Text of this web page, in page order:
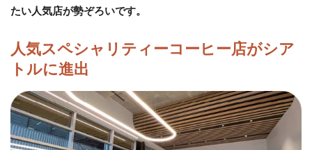
たい人気店が勢ぞろいです。
人気スペシャリティーコーヒー店がシア
トルに進出